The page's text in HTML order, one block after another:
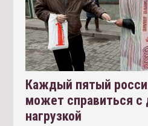
Каждый пятый
может справиться с
нагрузкой